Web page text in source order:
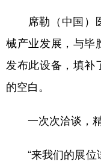
席勒（中国）
械产业发展，与毕
发布此设备，填补
的空白。
一次次洽谈，
“来我们的展位